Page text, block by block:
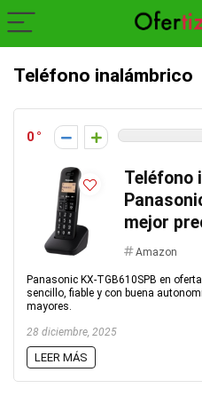
Teléfono inalámbrico
0
Teléfono
mejor
Amazon
Panasonic KX-TGB610SPB en
sencillo, fiable y con buena
mayores.
28 diciembre, 2025
LEER MÁS